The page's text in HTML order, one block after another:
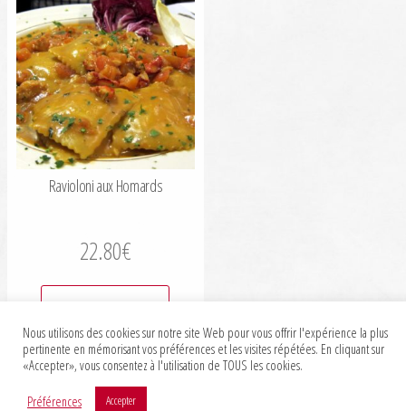
Ravioloni aux Homards
22.80€
Nous utilisons des cookies sur notre site Web pour vous offrir l'expérience la plus
pertinente en mémorisant vos préférences et les visites répétées. En cliquant sur
«Accepter», vous consentez à l'utilisation de TOUS les cookies.
Préférences
Accepter